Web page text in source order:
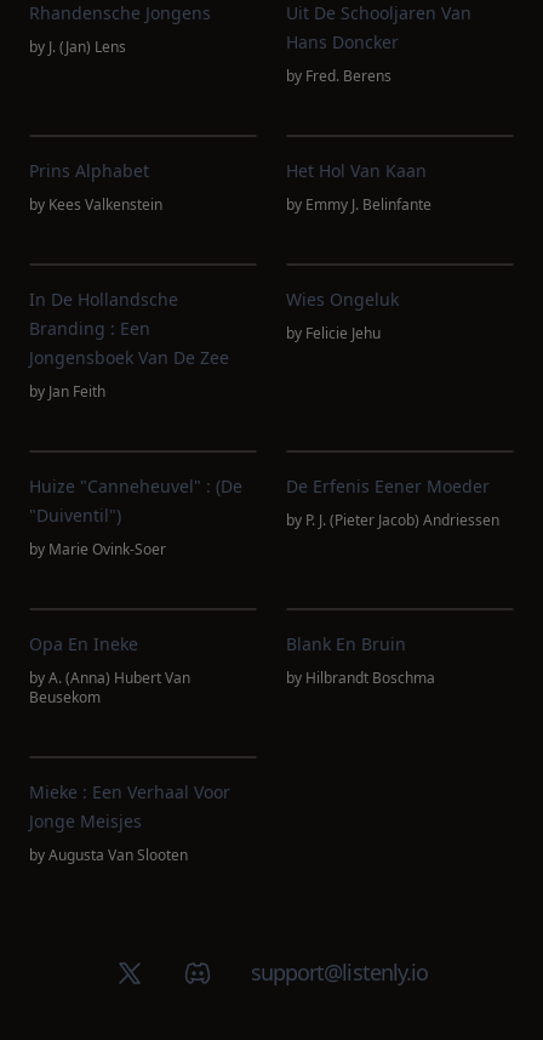
Rhandensche Jongens
by J. (Jan) Lens
Uit De Schooljaren Van
Hans Doncker
by Fred. Berens
Prins Alphabet
by Kees Valkenstein
Het Hol Van Kaan
by Emmy J. Belinfante
In De Hollandsche
Branding : Een
Jongensboek Van De Zee
by Jan Feith
Wies Ongeluk
by Felicie Jehu
Huize "Canneheuvel" : (De
"Duiventil")
by Marie Ovink-Soer
De Erfenis Eener Moeder
by P. J. (Pieter Jacob) Andriessen
Opa En Ineke
byA. (Anna) Hubert Van
Beusekom
Blank En Bruin
by Hilbrandt Boschma
Mieke : Een Verhaal Voor
Jonge Meisjes
byAugusta Van Slooten
X (Twitter)Discord groupsupport@listenly.io